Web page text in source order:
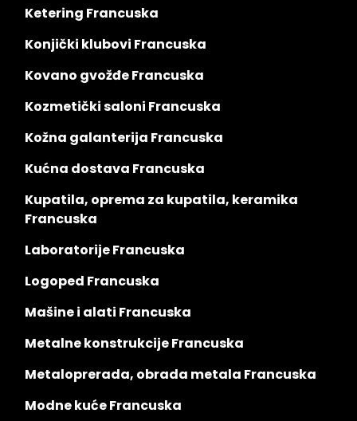
Ketering Francuska
Konjički klubovi Francuska
Kovano gvožđe Francuska
Kozmetički saloni Francuska
Kožna galanterija Francuska
Kućna dostava Francuska
Kupatila, oprema za kupatila, keramika
Francuska
Laboratorije Francuska
Logoped Francuska
Mašine i alati Francuska
Metalne konstrukcije Francuska
Metaloprerada, obrada metala Francuska
Modne kuće Francuska